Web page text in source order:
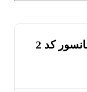
فهرست مطالب کابین آسانسور کد 2